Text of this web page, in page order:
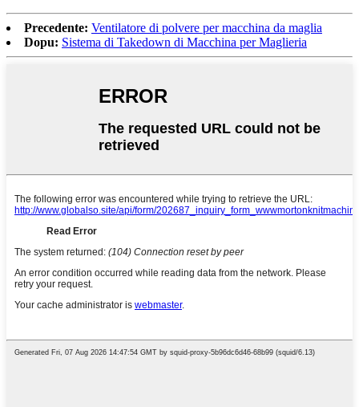
Precedente: Ventilatore di polvere per macchina da maglia
Dopu: Sistema di Takedown di Macchina per Maglieria